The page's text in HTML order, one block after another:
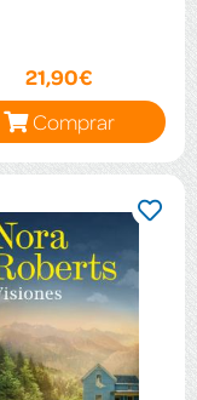
21,90€
Comprar